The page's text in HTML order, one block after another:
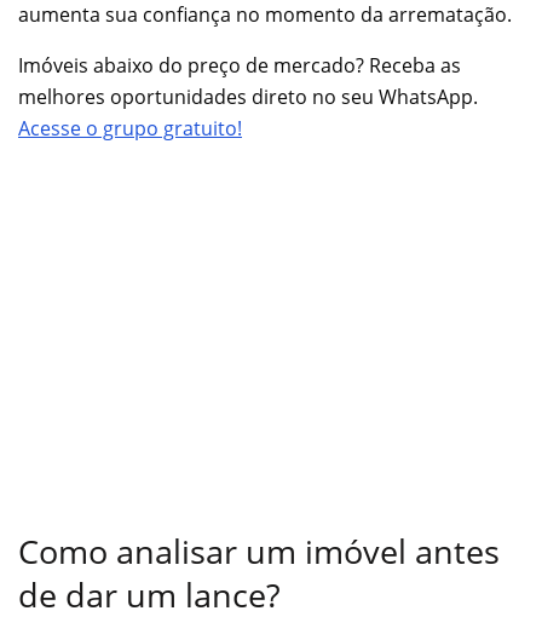
aumenta sua confiança no momento da arrematação.
Imóveis abaixo do preço de mercado? Receba as
melhores oportunidades direto no seu WhatsApp.
Acesse o grupo gratuito!
Como analisar um imóvel antes
de dar um lance?